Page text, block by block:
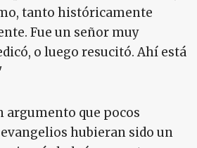
tanto históricamente
Fue un señor muy
o luego resucitó. Ahí está
argumento que pocos
hubieran sido un